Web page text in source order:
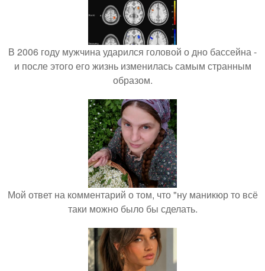
В 2006 году мужчина ударился головой о дно бассейна -
и после этого его жизнь изменилась самым странным
образом.
Мой ответ на комментарий о том, что "ну маникюр то всё
таки можно было бы сделать.